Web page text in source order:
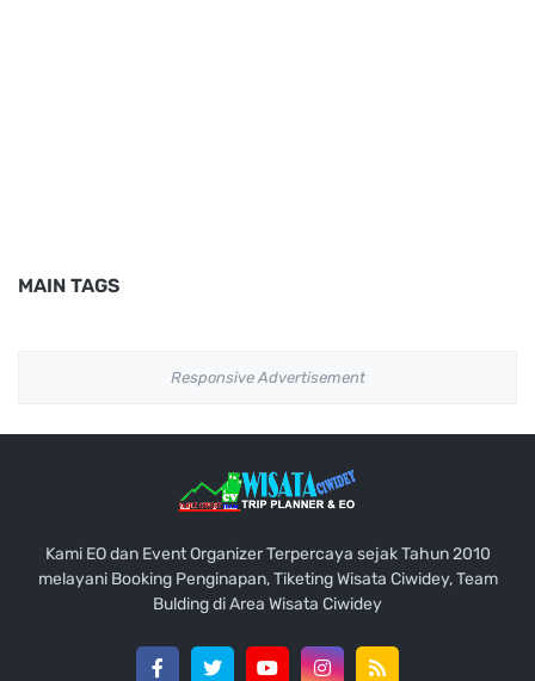
MAIN TAGS
Responsive Advertisement
Kami EO dan Event Organizer Terpercaya sejak Tahun 2010
melayani Booking Penginapan, Tiketing Wisata Ciwidey, Team
Bulding di Area Wisata Ciwidey